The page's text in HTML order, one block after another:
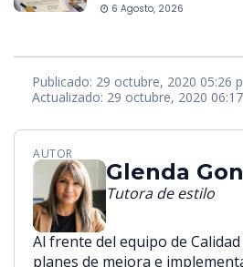
6 Agosto, 2026
Publicado: 29 octubre, 2020 05:26
Actualizado: 29 octubre, 2020
AUTOR
Glenda
Tutora de estilo
Al frente del equipo de
planes de mejora e